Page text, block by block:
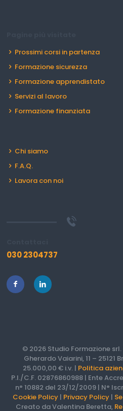
Prossimi corsi in partenza
Formazione sicurezza
Formazione apprendistato
Servizi al lavoro
Formazione finanziata
Chi siamo
F.A.Q.
Lavora con noi
030 2304737
© 2026 Studio Formazione
Gherardo Vaiarini, 11 –
25.000,00 € i.v. | Politica
P.I./C.F. 02876860988 | Ente
n° 10882 del 23/12/2009 | N°
Cookie Policy | Privacy Policy |
Creato da Valentina Beretta,